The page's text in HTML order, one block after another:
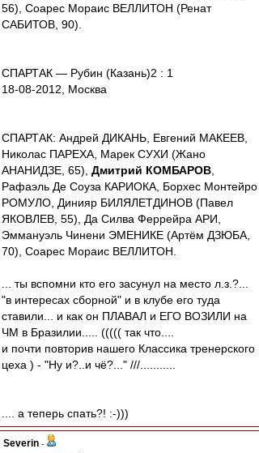
56), Соарес Мораис ВЕЛЛИТОН (Ренат
САБИТОВ, 90).
СПАРТАК — Рубин (Казань)2 : 1
18-08-2012, Москва
СПАРТАК: Андрей ДИКАНЬ, Евгений МАКЕЕВ,
Николас ПАРЕХА, Марек СУХИ (Жано
АНАНИДЗЕ, 65), Дмитрий КОМБАРОВ
Рафаэль Де Соуза КАРИОКА, Борхес Монтейро
РОМУЛО, Динияр БИЛЯЛЕТДИНОВ (Павел
ЯКОВЛЕВ, 55), Да Силва Феррейра АРИ,
Эммануэль Чинени ЭМЕНИКЕ (Артём ДЗЮБА,
70), Соарес Мораис ВЕЛЛИТОН.
... ты вспомни кто его засунул на место л.з.?...
"в интересах сборной" и в клубе его туда
ставили... и как он ПЛАВАЛ и ЕГО ВОЗИЛИ на
ЧМ в Бразилии..... ((((( так что....
и почти повторив нашего Классика тренерского
цеха ) - "Ну и?..и чё?..." ///...........
.... а теперь спать?! :-)))
Severin -